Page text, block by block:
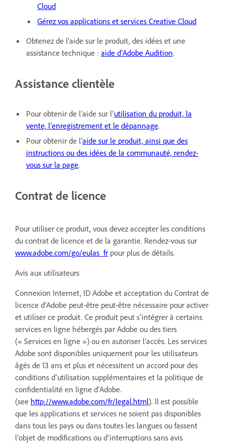
Cloud
Gérez vos applications et services Creative Cloud
Obtenez de l’aide sur le produit, des idées et une
assistance technique : aide d’Adobe Audition.
Assistance clientèle
Pour obtenir de l’aide sur l’utilisation du produit, la
vente, l’enregistrement et le dépannage.
Pour obtenir de l’aide sur le produit, ainsi que des
instructions ou des idées de la communauté, rendez-
vous sur la page.
Contrat de licence
Pour utiliser ce produit, vous devez accepter les conditions
du contrat de licence et de la garantie. Rendez-vous sur
www.adobe.com/go/eulas_fr pour plus de détails.
Avis aux utilisateurs
Connexion Internet, ID Adobe et acceptation du Contrat de
licence d’Adobe peut-être peut-être nécessaire pour activer
et utiliser ce produit. Ce produit peut s’intégrer à certains
services en ligne hébergés par Adobe ou des tiers
(« Services en ligne ») ou en autoriser l’accès. Les services
Adobe sont disponibles uniquement pour les utilisateurs
âgés de 13 ans et plus et nécessitent un accord pour des
conditions d’utilisation supplémentaires et la politique de
confidentialité en ligne d’Adobe.
(see http://www.adobe.com/fr/legal.html). Il est possible
que les applications et services ne soient pas disponibles
dans tous les pays ou dans toutes les langues ou fassent
l’objet de modifications ou d’interruptions sans avis